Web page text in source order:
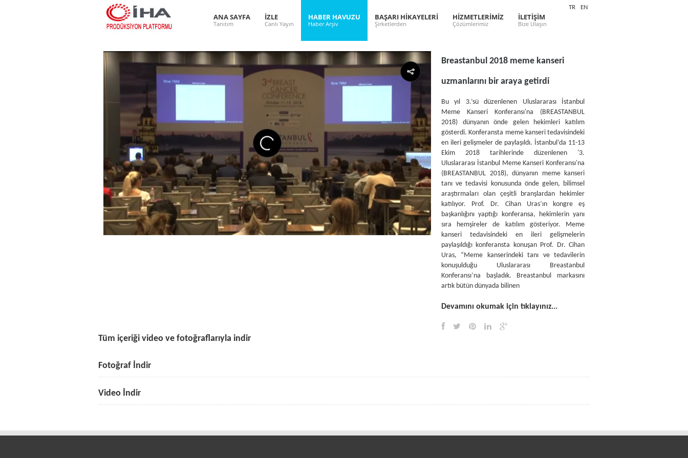
ANA SAYFA
Tanıtım
İZLE
Canlı Yayın
HABER HAVUZU
Haber Arşiv
BAŞARI HİKAYELERİ
Şirketlerden
HİZMETLERİMİZ
Çözümlerimiz
İLETİŞİM
Bize Ulaşın
TR EN
Breastanbul 2018 meme kanseri
uzmanlarını bir araya getirdi
Bu yıl 3.’sü düzenlenen Uluslararası İstanbul
Meme Kanseri Konferansı'na (BREASTANBUL
2018) dünyanın önde gelen hekimleri katılım
gösterdi. Konferansta meme kanseri tedavisindeki
en ileri gelişmeler de paylaşıldı. İstanbul’da 11-13
Ekim 2018 tarihlerinde düzenlenen '3.
Uluslararası İstanbul Meme Kanseri Konferansı'na
(BREASTANBUL 2018), dünyanın meme kanseri
tanı ve tedavisi konusunda önde gelen, bilimsel
araştırmaları olan çeşitli branşlardan hekimler
katılıyor. Prof. Dr. Cihan Uras’ın kongre eş
başkanlığını yaptığı konferansa, hekimlerin yanı
sıra hemşireler de katılım gösteriyor. Meme
kanseri tedavisindeki en ileri gelişmelerin
paylaşıldığı konferansta konuşan Prof. Dr. Cihan
Uras, “Meme kanserindeki tanı ve tedavilerin
konuşulduğu Uluslararası Breastanbul
Konferansı’na başladık. Breastanbul markasını
artık bütün dünyada bilinen
Devamını okumak için tıklayınız...
Tüm içeriği video ve fotoğraflarıyla indir
Fotoğraf İndir
Video İndir